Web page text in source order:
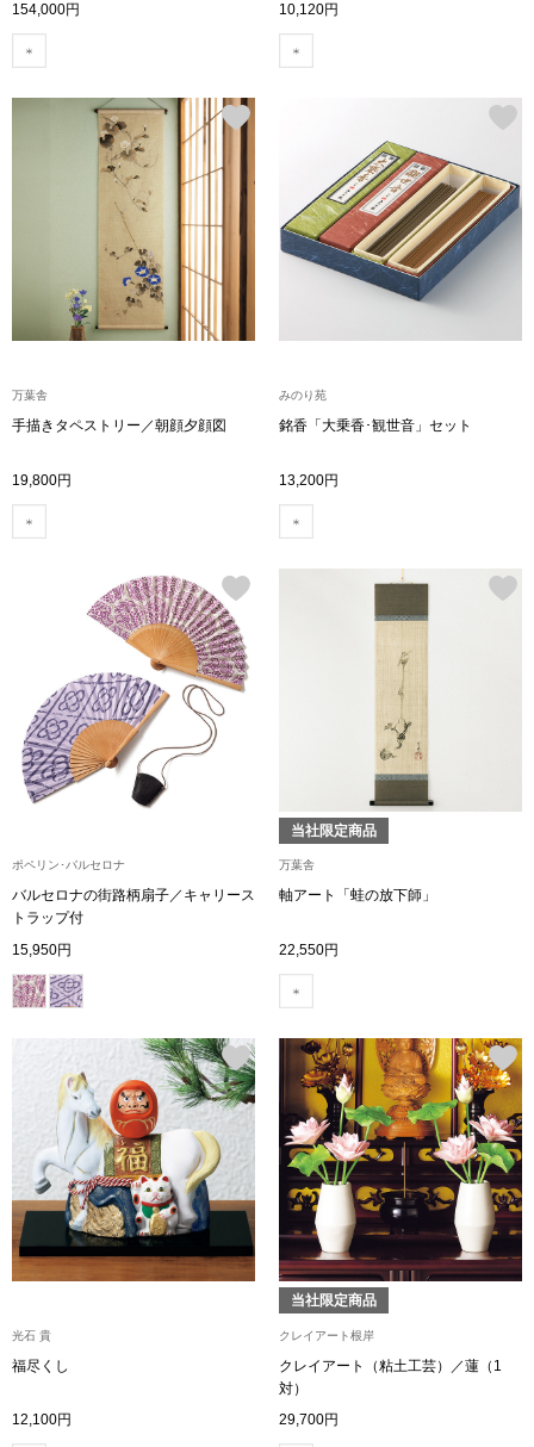
タログ
／チュニック
ダーウェア
アクセサリー
ン雑貨
Miss Kyouko／ミスキョウコ
ランド
ハンドバッグ
ショルダーバ
ブリーフケース
クラッチバッグ
リュック･バッ
スーツケース
シューズ
サンダル
その他
財布／小物
財布／コイン
154,000円
10,120円
万葉舎
手描きタペストリー／朝顔夕顔図
19,800円
みのり苑
銘香「大乗香･観世音」セット
13,200円
ポペリン･バルセロナ
バルセロナの街路柄扇子／キャリース
トラップ付
15,950円
当社限定商品
万葉舎
軸アート「蛙の放下師」
22,550円
光石 貴
福尽くし
12,100円
当社限定商品
クレイアート根岸
クレイアート（粘土工芸）／蓮（1
対）
29,700円